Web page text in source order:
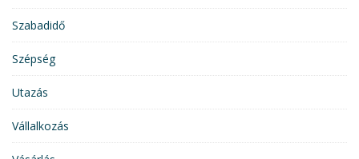
Szabadidő
Szépség
Utazás
Vállalkozás